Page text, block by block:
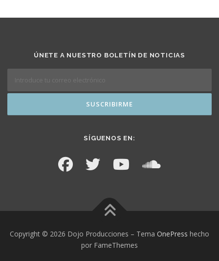
ÚNETE A NUESTRO BOLETÍN DE NOTICIAS
SÍGUENOS EN:
Copyright © 2026 Dojo Producciones – Tema OnePress hecho
por FameThemes